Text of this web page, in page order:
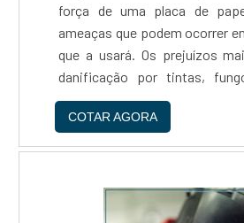
força de uma placa de
ameaças que podem ocorrer
que a usará. Os prejuízos
danificação por tintas,
Como funcionaO
resina na chapa de papelão
forma: Substâncias aditivas,
COTAR AGORA